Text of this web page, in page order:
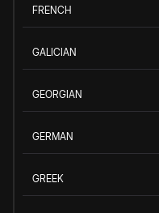
FRENCH
GALICIAN
GEORGIAN
GERMAN
GREEK